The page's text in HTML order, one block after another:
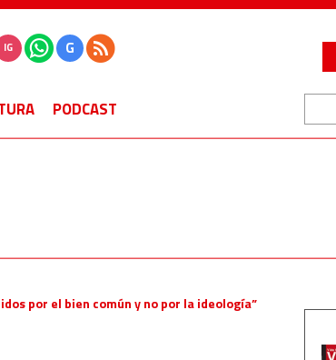
IG G
PODCAST
por el bien común y no por la ideología”